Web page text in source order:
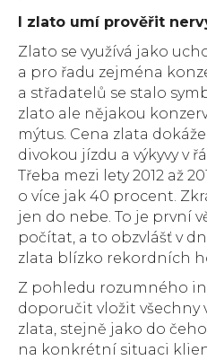
I zlato umí prověřit
Zlato se využívá jako
a pro řadu zejména
a střadatelů se stalo
zlato ale nějakou
mýtus. Cena zlata
divokou jízdu a výkyvy v
Třeba mezi lety 2012 až
o více jak 40 procent.
jen do nebe. To je první
počítat, a to obzvlášť v
zlata blízko rekordních
Z pohledu rozumného
doporučit vložit všechny
zlata, stejně jako do
na konkrétní situaci